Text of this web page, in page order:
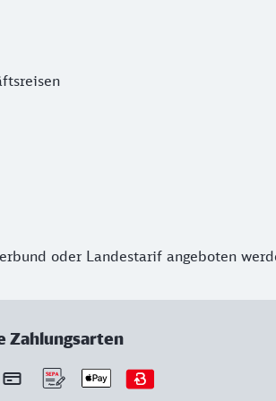
oder Landestarif angeboten
Zahlungsarten